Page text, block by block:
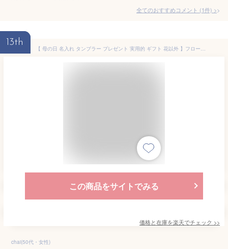
全てのおすすめコメント (1件) >
13th
【 母の日 名入れ タンブラー プレゼント 実用的 ギフト 花以外 】フローラステンレスタンブラーAT［パステルマット］420ml【女性 母 友達 おしゃれ 名前入り プレゼント 実用的 ギフト ビール 酒 真空断熱 保冷 保温 真空断熱 記念日 誕生日退職祝い 】
この商品をサイトでみる
価格と在庫を楽天でチェック >>
chai(50代・女性)